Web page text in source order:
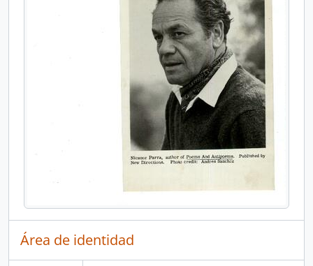
Área de identidad